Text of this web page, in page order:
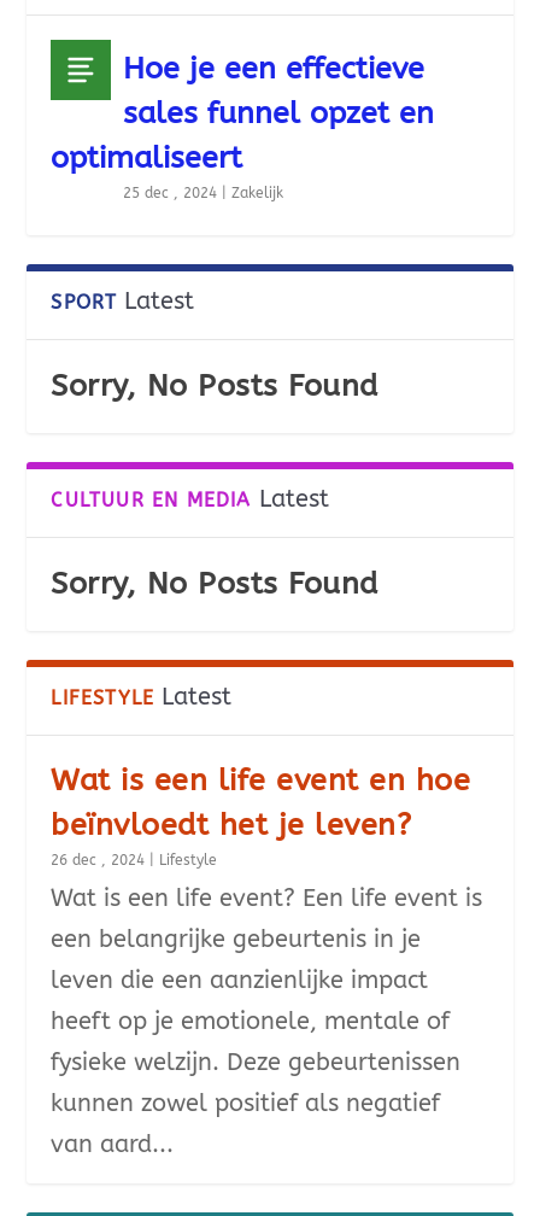
Hoe je een effectieve
sales funnel opzet en
optimaliseert
25 dec , 2024 |Zakelijk
SPORT Latest
Sorry, No Posts Found
CULTUUR EN MEDIA Latest
Sorry, No Posts Found
LIFESTYLE Latest
Wat is een life event en hoe
beïnvloedt het je leven?
26 dec , 2024 Lifestyle
Wat is een life event? Een life event is
een belangrijke gebeurtenis in je
leven die een aanzienlijke impact
heeft op je emotionele, mentale of
fysieke welzijn. Deze gebeurtenissen
kunnen zowel positief als negatief
van aard...